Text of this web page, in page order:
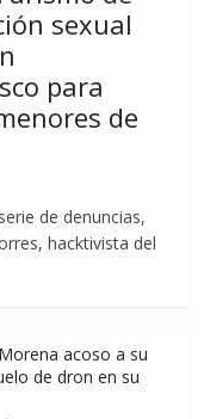
sexual
para
de
de denuncias,
hacktivista del
acoso a su
de dron en su